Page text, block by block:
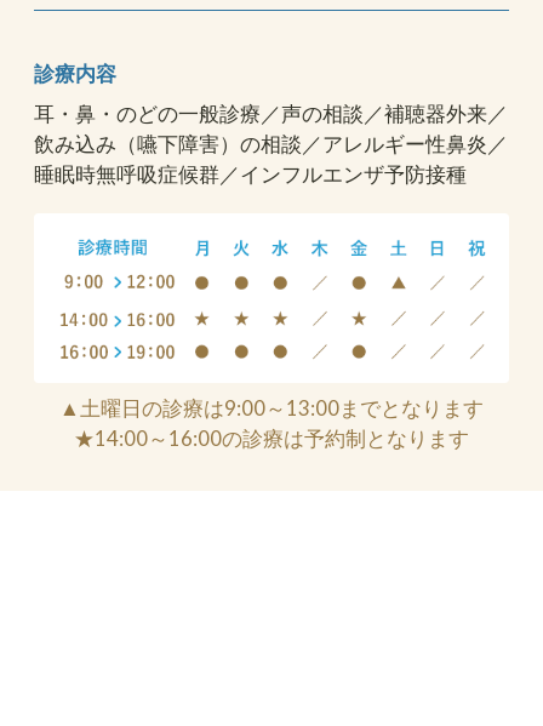
診療内容
耳・鼻・のどの一般診療／声の相談／補聴器外来／
飲み込み（嚥下障害）の相談／アレルギー性鼻炎／
睡眠時無呼吸症候群／インフルエンザ予防接種
▲土曜日の診療は9:00～13:00までとなります
★14:00～16:00の診療は予約制となります